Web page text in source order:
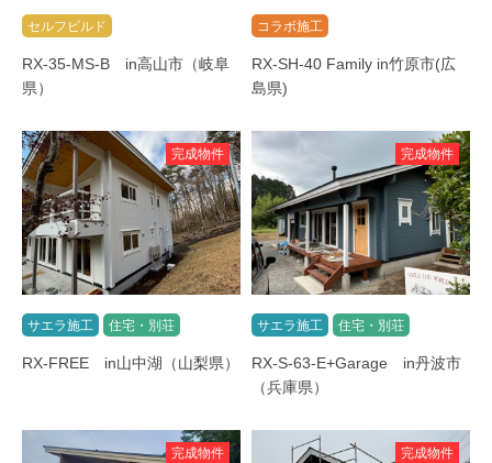
セルフビルド
RX-35-MS-B in高山市（岐阜
県）
コラボ施工
RX-SH-40 Family in竹原市(広
島県)
完成物件
サエラ施工 住宅・別荘
RX-FREE in山中湖（山梨県）
完成物件
サエラ施工 住宅・別荘
RX-S-63-E+Garage in丹波市
（兵庫県）
完成物件 完成物件